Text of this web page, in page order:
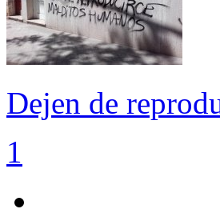
Dejen de
1